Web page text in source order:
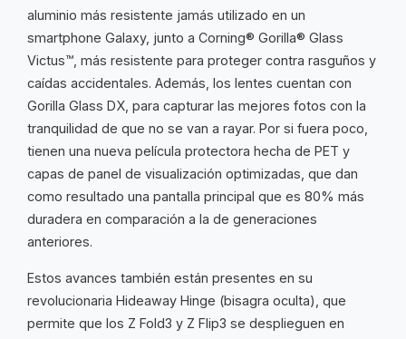
aluminio más resistente jamás utilizado en un
smartphone Galaxy, junto a Corning® Gorilla® Glass
Victus™, más resistente para proteger contra rasguños y
caídas accidentales. Además, los lentes cuentan con
Gorilla Glass DX, para capturar las mejores fotos con la
tranquilidad de que no se van a rayar. Por si fuera poco,
tienen una nueva película protectora hecha de PET y
capas de panel de visualización optimizadas, que dan
como resultado una pantalla principal que es 80% más
duradera en comparación a la de generaciones
anteriores.
Estos avances también están presentes en su
revolucionaria Hideaway Hinge (bisagra oculta), que
permite que los Z Fold3 y Z Flip3 se desplieguen en